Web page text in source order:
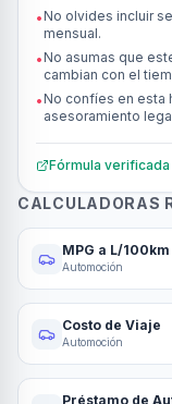
• No olvides incluir
mensual.
• No asumas que
cambian con el
• No confíes en esta
asesoramiento
Fórmula
CALCULADORAS
MPG a L/100km
Automoción
Costo de Viaje
Automoción
Préstamo de